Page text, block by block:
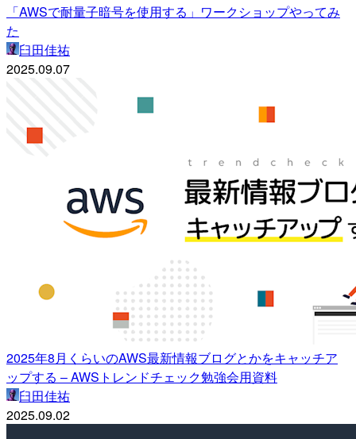
「AWSで耐量子暗号を使用する」ワークショップやってみ
た
臼田佳祐
2025.09.07
2025年8月くらいのAWS最新情報ブログとかをキャッチア
ップする – AWSトレンドチェック勉強会用資料
臼田佳祐
2025.09.02